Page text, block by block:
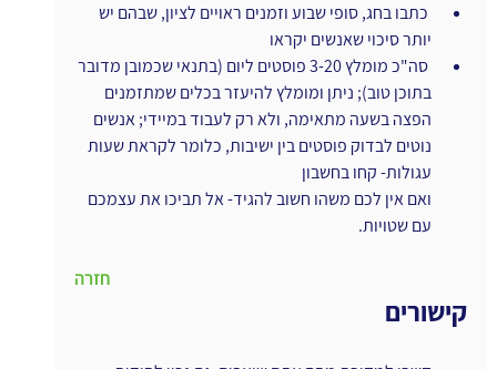
כתבו בחג, סופי שבוע וזמנים ראויים לציון, שבהם יש
יותר סיכוי שאנשים יקראו
סה"כ מומלץ 3-20 פוסטים ליום (בתנאי שכמובן מדובר
בתוכן טוב); ניתן ומומלץ להיעזר בכלים שמתזמנים
הפצה בשעה מתאימה, ולא רק לעבוד במיידי; אנשים
נוטים לבדוק פוסטים בין ישיבות, כלומר לקראת שעות
עגולות- קחו בחשבון
ואם אין לכם משהו חשוב להגיד- אל תביכו את עצמכם
עם שטויות.
חזרה
קישורים